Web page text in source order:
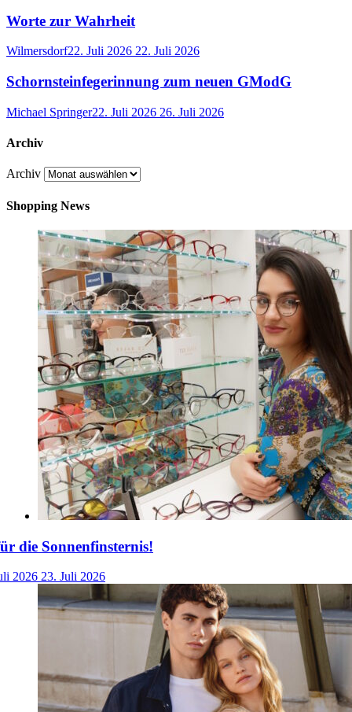
Worte zur Wahrheit
Wilmersdorf22. Juli 2026 22. Juli 2026
Schornsteinfegerinnung zum neuen GModG
Michael Springer22. Juli 2026 26. Juli 2026
Archiv
Archiv
Shopping News
die Sonnenfinsternis!
2026 23. Juli 2026